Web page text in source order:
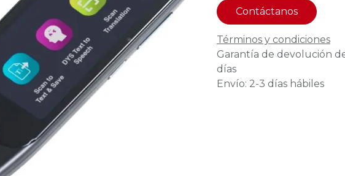
Contáctanos
Términos y condiciones
Garantía de devolución
días
Envío: 2-3 días hábiles